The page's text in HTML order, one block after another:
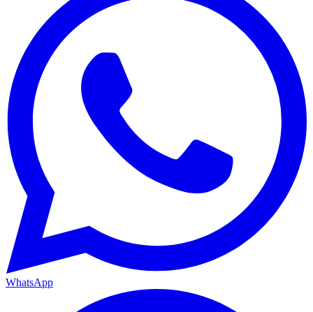
WhatsApp